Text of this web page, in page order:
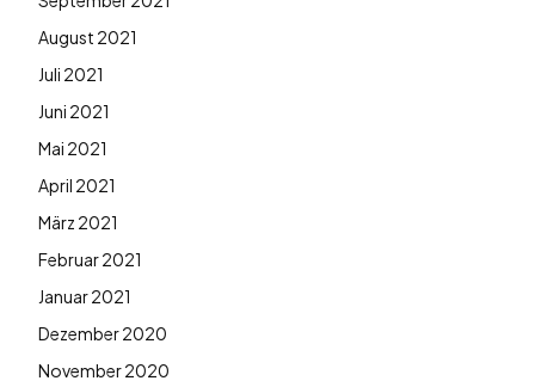
August 2021
Juli 2021
Juni 2021
Mai 2021
April 2021
März 2021
Februar 2021
Januar 2021
Dezember 2020
November 2020